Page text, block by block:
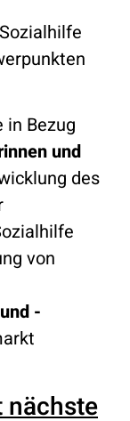
in Bezug
und
des
von
-
nächste